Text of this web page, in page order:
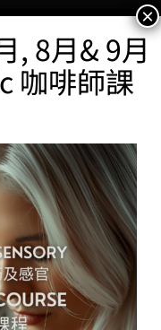
優惠最新產品
首頁 / 咖啡器具 / 拉花壺
斜口拉花杯 (
HK$290.00
尺寸：650cc
顏色：鍍鈦黑/玫瑰金
, 8月& 9月
咖啡師課
×